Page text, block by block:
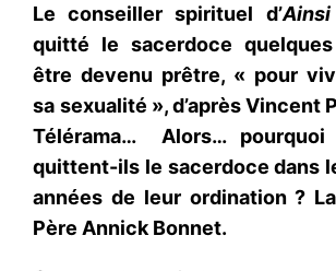
Le conseiller spirituel d’
quitté le sacerdoce
être devenu prêtre, « pour
sa sexualité », d’après Vincent
Télérama… Alors… pourquoi
quittent-ils le sacerdoce dans
années de leur ordination ?
Père Annick Bonnet.